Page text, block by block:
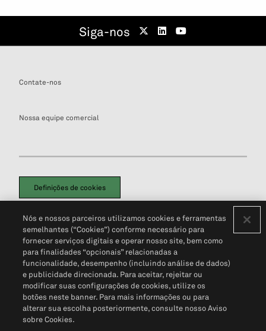
Siga-nos
Contate-nos
Nossa equipe comercial
Definições de cookies
Política de PrivacidadePortal de privacidade do cliente (em inglês)
Não Venda Minhas Informações Pessoais© 2026 S&P Global
Nós e nossos parceiros utilizamos cookies e ferramentas
semelhantes (“Cookies”) conforme necessário para
fornecer serviços digitais e operar nosso site, bem como
para finalidades “opcionais” relacionadas a
funcionalidade, desempenho (incluindo análise de dados)
e publicidade direcionada. Para aceitar, rejeitar ou
modificar suas configurações de cookies, utilize os
botões neste banner. Para mais informações ou para
alterar sua escolha posteriormente, consulte nosso Aviso
sobre Cookies.